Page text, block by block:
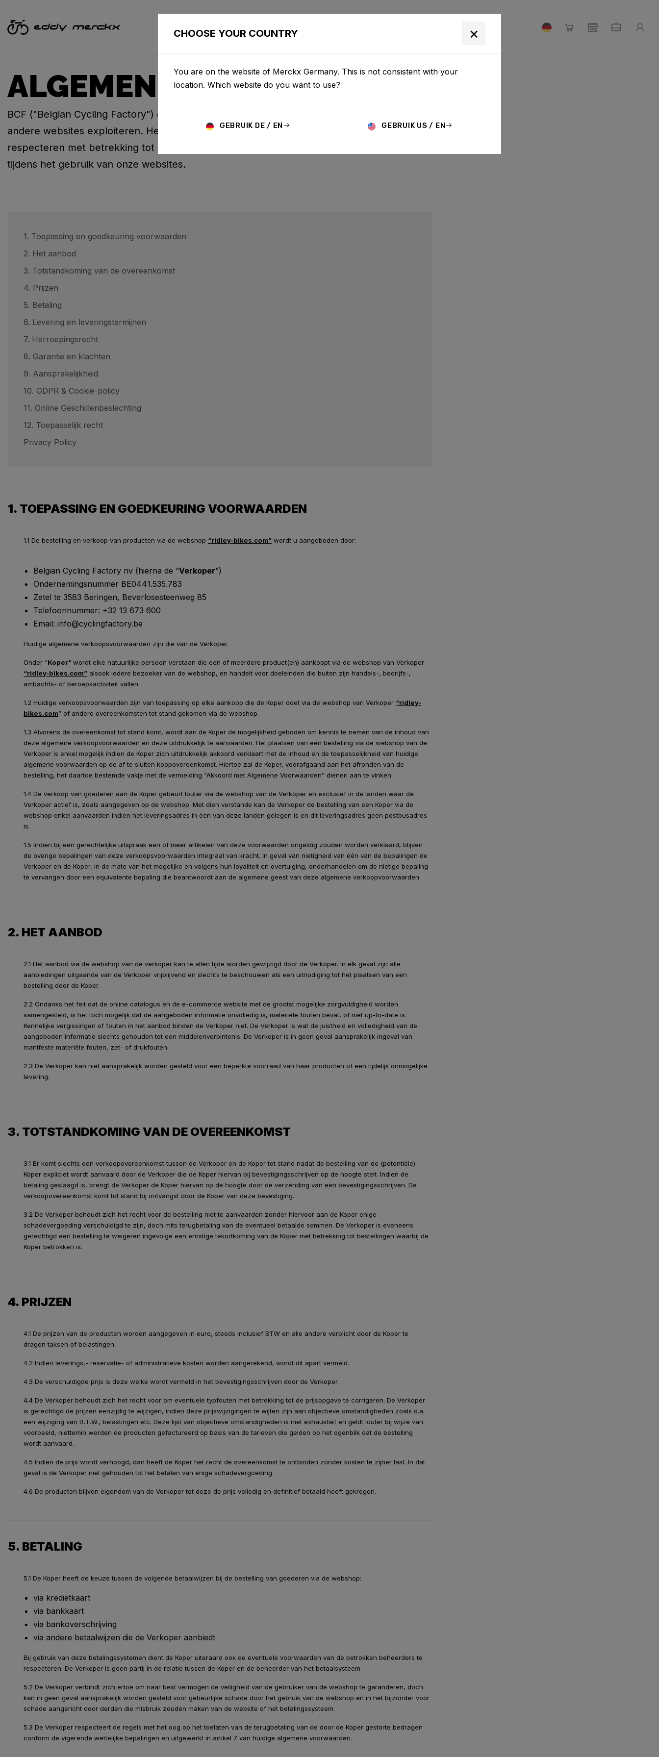
ALGEMENE VOORWAARDEN
BCF ("Belgian Cycling Factory") exploiteert ridley-bikes.com en kan
andere websites exploiteren. Het is BCF-beleid om uw privacy te
respecteren met betrekking tot alle informatie die we verzamelen
tijdens het gebruik van onze websites.
1. Toepassing en goedkeuring voorwaarden
2. Het aanbod
3. Totstandkoming van de overeenkomst
4. Prijzen
5. Betaling
6. Levering en leveringstermijnen
7. Herroepingsrecht
8. Garantie en klachten
9. Aansprakelijkheid
10. GDPR & Cookie-policy
11. Online Geschillenbeslechting
12. Toepasselijk recht
Privacy Policy
1. TOEPASSING EN GOEDKEURING VOORWAARDEN
1.1 De bestelling en verkoop van producten via de webshop “ridley-bikes.com” wordt u aangeboden door:
Belgian Cycling Factory nv (hierna de “Verkoper”)
Ondernemingsnummer BE0441.535.783
Zetel te 3583 Beringen, Beverlosesteenweg 85
Telefoonnummer: +32 13 673 600
Email: info@cyclingfactory.be
Huidige algemene verkoopsvoorwaarden zijn die van de Verkoper.
Onder "Koper" wordt elke natuurlijke persoon verstaan die een of meerdere product(en) aankoopt via de webshop van Verkoper
“ridley-bikes.com” alsook iedere bezoeker van de webshop, en handelt voor doeleinden die buiten zijn handels-, bedrijfs-,
ambachts- of beroepsactiviteit vallen.
1.2 Huidige verkoopsvoorwaarden zijn van toepassing op elke aankoop die de Koper doet via de webshop van Verkoper “ridley-
bikes.com” of andere overeenkomsten tot stand gekomen via de webshop.
1.3 Alvorens de overeenkomst tot stand komt, wordt aan de Koper de mogelijkheid geboden om kennis te nemen van de inhoud van
deze algemene verkoopvoorwaarden en deze uitdrukkelijk te aanvaarden. Het plaatsen van een bestelling via de webshop van de
Verkoper is enkel mogelijk indien de Koper zich uitdrukkelijk akkoord verklaart met de inhoud en de toepasselijkheid van huidige
algemene voorwaarden op de af te sluiten koopovereenkomst. Hiertoe zal de Koper, voorafgaand aan het afronden van de
bestelling, het daartoe bestemde vakje met de vermelding “Akkoord met Algemene Voorwaarden” dienen aan te vinken.
1.4 De verkoop van goederen aan de Koper gebeurt louter via de webshop van de Verkoper en exclusief in de landen waar de
Verkoper actief is, zoals aangegeven op de webshop. Met dien verstande kan de Verkoper de bestelling van een Koper via de
webshop enkel aanvaarden indien het leveringsadres in één van deze landen gelegen is en dit leveringsadres geen postbusadres
is.
1.5 Indien bij een gerechtelijke uitspraak een of meer artikelen van deze voorwaarden ongeldig zouden worden verklaard, blijven
de overige bepalingen van deze verkoopsvoorwaarden integraal van kracht. In geval van nietigheid van één van de bepalingen de
Verkoper en de Koper, in de mate van het mogelijke en volgens hun loyaliteit en overtuiging, onderhandelen om de nietige bepaling
te vervangen door een equivalente bepaling die beantwoordt aan de algemene geest van deze algemene verkoopvoorwaarden.
2. HET AANBOD
2.1 Het aanbod via de webshop van de verkoper kan te allen tijde worden gewijzigd door de Verkoper. In elk geval zijn alle
aanbiedingen uitgaande van de Verkoper vrijblijvend en slechts te beschouwen als een uitnodiging tot het plaatsen van een
bestelling door de Koper.
2.2 Ondanks het feit dat de online catalogus en de e-commerce website met de grootst mogelijke zorgvuldigheid worden
samengesteld, is het toch mogelijk dat de aangeboden informatie onvolledig is, materiële fouten bevat, of niet up-to-date is.
Kennelijke vergissingen of fouten in het aanbod binden de Verkoper niet. De Verkoper is wat de juistheid en volledigheid van de
aangeboden informatie slechts gehouden tot een middelenverbintenis. De Verkoper is in geen geval aansprakelijk ingeval van
manifeste materiële fouten, zet- of drukfouten.
2.3 De Verkoper kan niet aansprakelijk worden gesteld voor een beperkte voorraad van haar producten of een tijdelijk onmogelijke
levering.
3. TOTSTANDKOMING VAN DE OVEREENKOMST
3.1 Er komt slechts een verkoopovereenkomst tussen de Verkoper en de Koper tot stand nadat de bestelling van de (potentiële)
Koper expliciet wordt aanvaard door de Verkoper die de Koper hiervan bij bevestigingsschrijven op de hoogte stelt. Indien de
betaling geslaagd is, brengt de Verkoper de Koper hiervan op de hoogte door de verzending van een bevestigingsschrijven. De
verkoopovereenkomst komt tot stand bij ontvangst door de Koper van deze bevestiging.
3.2 De Verkoper behoudt zich het recht voor de bestelling niet te aanvaarden zonder hiervoor aan de Koper enige
schadevergoeding verschuldigd te zijn, doch mits terugbetaling van de eventueel betaalde sommen. De Verkoper is eveneens
gerechtigd een bestelling te weigeren ingevolge een ernstige tekortkoming van de Koper met betrekking tot bestellingen waarbij de
Koper betrokken is.
4. PRIJZEN
4.1 De prijzen van de producten worden aangegeven in euro, steeds inclusief BTW en alle andere verplicht door de Koper te
dragen taksen of belastingen.
4.2 Indien leverings,- reservatie- of administratieve kosten worden aangerekend, wordt dit apart vermeld.
4.3 De verschuldigde prijs is deze welke wordt vermeld in het bevestigingsschrijven door de Verkoper.
4.4 De Verkoper behoudt zich het recht voor om eventuele typfouten met betrekking tot de prijsopgave te corrigeren. De Verkoper
is gerechtigd de prijzen eenzijdig te wijzigen, indien deze prijswijzigingen te wijten zijn aan objectieve omstandigheden zoals o.a.
een wijziging van B.T.W., belastingen etc. Deze lijst van objectieve omstandigheden is niet exhaustief en geldt louter bij wijze van
voorbeeld, niettemin worden de producten gefactureerd op basis van de tarieven die gelden op het ogenblik dat de bestelling
wordt aanvaard.
4.5 Indien de prijs wordt verhoogd, dan heeft de Koper het recht de overeenkomst te ontbinden zonder kosten te zijner last. In dat
geval is de Verkoper niet gehouden tot het betalen van enige schadevergoeding.
4.6 De producten blijven eigendom van de Verkoper tot deze de prijs volledig en definitief betaald heeft gekregen.
5. BETALING
5.1 De Koper heeft de keuze tussen de volgende betaalwijzen bij de bestelling van goederen via de webshop:
via kredietkaart
via bankkaart
via bankoverschrijving
via andere betaalwijzen die de Verkoper aanbiedt
Bij gebruik van deze betalingssystemen dient de Koper uiteraard ook de eventuele voorwaarden van de betrokken beheerders te
respecteren. De Verkoper is geen partij in de relatie tussen de Koper en de beheerder van het betaalsysteem.
5.2 De Verkoper verbindt zich ertoe om naar best vermogen de veiligheid van de gebruiker van de webshop te garanderen, doch
kan in geen geval aansprakelijk worden gesteld voor gebeurlijke schade door het gebruik van de webshop en in het bijzonder voor
schade aangericht door derden die misbruik zouden maken van de website of het betalingssysteem.
5.3 De Verkoper respecteert de regels met het oog op het toelaten van de terugbetaling van de door de Koper gestorte bedragen
conform de vigerende wettelijke bepalingen en uitgewerkt in artikel 7 van huidige algemene voorwaarden.
CHOOSE YOUR COUNTRY ×
You are on the website of Merckx Germany. This is not consistent with your
location. Which website do you want to use?
GEBRUIK DE / EN GEBRUIK US / EN